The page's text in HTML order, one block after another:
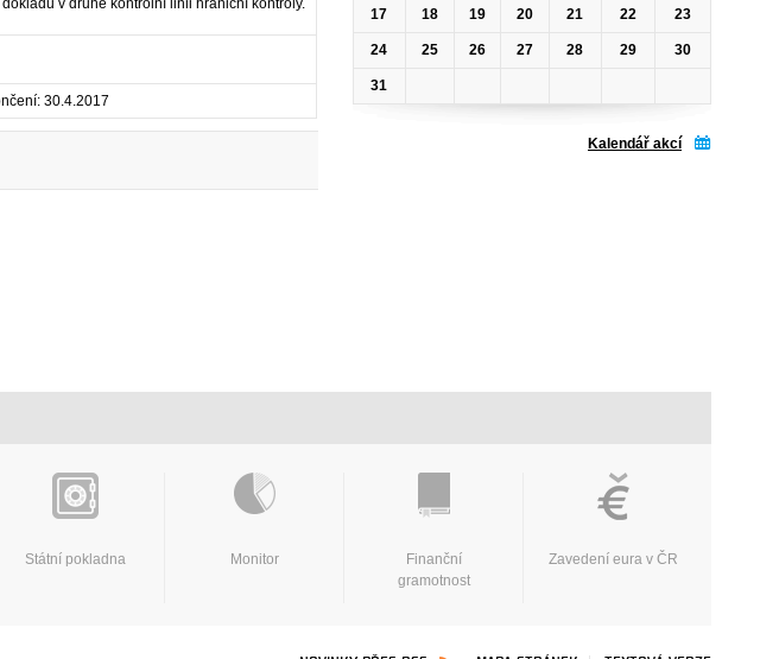
v druhé kontrolní linii hraniční kontroly.
30.4.2017
17 18 19 20 21 22 23
24 25 26 27 28 29 30
31
Kalendář akcí
Státní pokladna Monitor
Finanční
gramotnost
Zavedení eura v ČR